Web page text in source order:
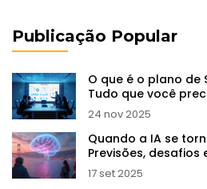
Publicação Popular
O que é o plano de
Tudo que você
24 nov 2025
Quando a IA se
Previsões, desafios
17 set 2025